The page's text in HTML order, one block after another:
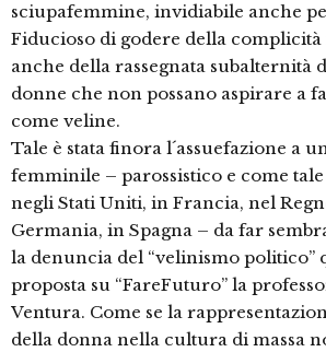
sciupafemmine, invidiabile anche
Fiducioso di godere della complicità
anche della rassegnata subalternità
donne che non possano aspirare a
come veline.
Tale è stata finora l´assuefazione a
femminile – parossistico e come
negli Stati Uniti, in Francia, nel
Germania, in Spagna – da far
la denuncia del “velinismo politico”
proposta su “FareFuturo” la
Ventura. Come se la
della donna nella cultura di massa